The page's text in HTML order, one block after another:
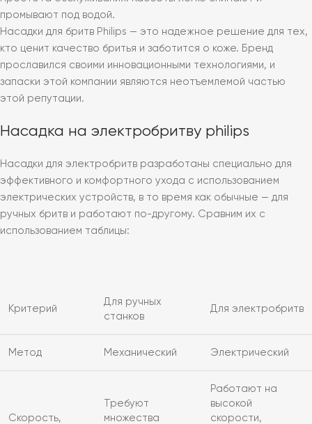
промывают под водой.
Насадки для бритв Philips — это надежное решение для тех,
кто ценит качество бритья и заботится о коже. Бренд
прославился своими инновационными технологиями, и
запаски этой компании являются неотъемлемой частью
этой репутации.
Насадка на электробритву philips
Насадки для электробритв разработаны специально для
эффективного и комфортного ухода с использованием
электрических устройств, в то время как обычные — для
ручных бритв и работают по-другому. Сравним их с
использованием таблицы:
Критерий
Для ручных
станков
Для электробритв
Метод Механический Электрический
Скорость,
Требуют
множества
Работают на
высокой
скорости,